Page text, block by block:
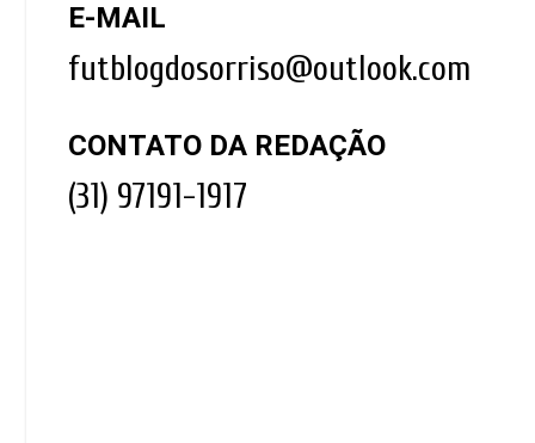
E-MAIL
futblogdosorriso@outlook.com
CONTATO DA REDAÇÃO
(31) 97191-1917